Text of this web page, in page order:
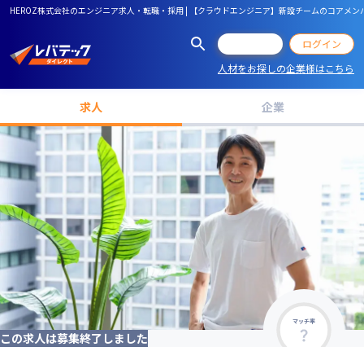
HEROZ株式会社のエンジニア求人・転職・採用 | 【クラウドエンジニア】新設チームのコアメ
ログイン
人材をお探しの企業様はこちら
求人 企業
マッチ率
この求人は募集終了しました